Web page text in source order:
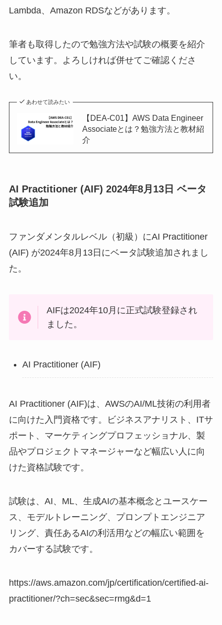
Lambda、Amazon RDSなどがあります。
筆者も取得したので勉強方法や試験の概要を紹介
しています。よろしければ併せてご確認くださ
い。
あわせて読みたい
【DEA-C01】AWS Data Engineer
Associateとは？勉強方法と教材紹
介
AI Practitioner (AIF) 2024年8月13日 ベータ
試験追加
ファンダメンタルレベル（初級）にAI Practitioner
(AIF) が2024年8月13日にベータ試験追加されまし
た。
AIFは2024年10月に正式試験登録され
ました。
AI Practitioner (AIF)
AI Practitioner (AIF)は、AWSのAI/ML技術の利用者
に向けた入門資格です。ビジネスアナリスト、ITサ
ポート、マーケティングプロフェッショナル、製
品やプロジェクトマネージャーなど幅広い人に向
けた資格試験です。
試験は、AI、ML、生成AIの基本概念とユースケー
ス、モデルトレーニング、プロンプトエンジニア
リング、責任あるAIの利活用などの幅広い範囲を
カバーする試験です。
https://aws.amazon.com/jp/certification/certified-ai-
practitioner/?ch=sec&sec=rmg&d=1